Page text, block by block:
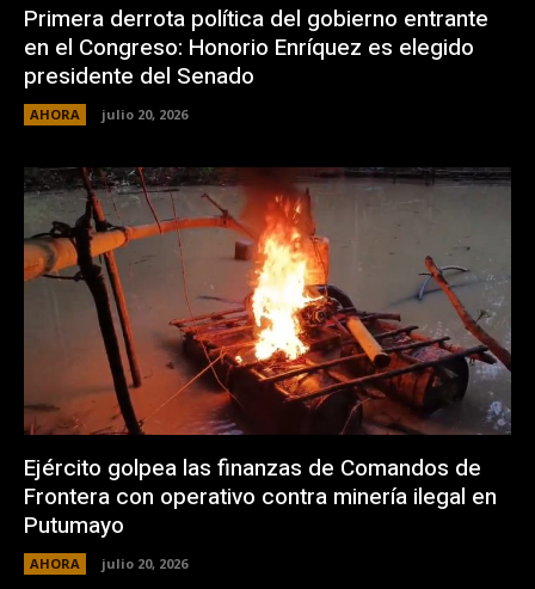
Primera derrota política del gobierno entrante
en el Congreso: Honorio Enríquez es elegido
presidente del Senado
AHORA julio 20, 2026
Ejército golpea las finanzas de Comandos de
Frontera con operativo contra minería ilegal en
Putumayo
AHORA julio 20, 2026